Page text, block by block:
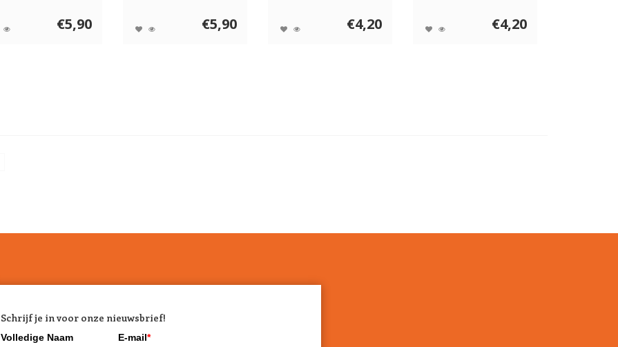
€5,90 €5,90 €4,20 €4,20
Schrijf je in voor onze nieuwsbrief!
Volledige Naam E-mail*